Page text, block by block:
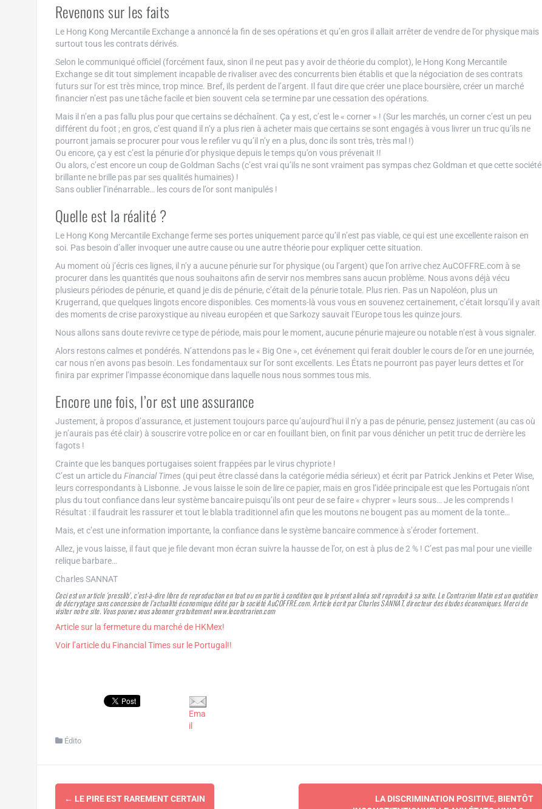
Revenons sur les faits
Le Hong Kong Mercantile Exchange a annoncé la fin de ses opérations et qu’en gros il allait arrêter de vendre de l’or physique mais
surtout tous les contrats dérivés.
Selon le communiqué officiel (forcément faux, sinon il ne peut pas y avoir de théorie du complot), le Hong Kong Mercantile
Exchange se dit tout simplement incapable de rivaliser avec des concurrents bien établis et que la négociation de ses contrats
futurs sur l’or est très mince, trop mince. Bref, ils perdent de l’argent. Il faut dire que créer une place boursière, créer un marché
financier n’est pas une tâche facile et bien souvent cela se termine par une cessation des opérations.
Mais il n’en a pas fallu plus pour que certains se déchaînent. Ça y est, c’est le « corner » ! (Sur les marchés, un corner c’est un peu
différent du foot ; en gros, c’est quand il n’y a plus rien à acheter mais que certains se sont engagés à vous livrer un truc qu’ils ne
pourront jamais se procurer pour vous le refiler vu qu’il n’y en a plus, donc ils sont très, très mal !)
Ou encore, ça y est c’est la pénurie d’or physique depuis le temps qu’on vous prévenait !!
Ou alors, c’est encore un coup de Goldman Sachs (c’est vrai qu’ils ne sont vraiment pas sympas chez Goldman et que cette société
brillante ne brille pas par ses qualités humaines) !
Sans oublier l’inénarrable… les cours de l’or sont manipulés !
Quelle est la réalité ?
Le Hong Kong Mercantile Exchange ferme ses portes uniquement parce qu’il n’est pas viable, ce qui est une excellente raison en
soi. Pas besoin d’aller invoquer une autre cause ou une autre théorie pour expliquer cette situation.
Au moment où j’écris ces lignes, il n’y a aucune pénurie sur l’or physique (ou l’argent) que l’on arrive chez AuCOFFRE.com à se
procurer dans les quantités que nous souhaitons afin de servir nos membres sans aucun problème. Nous avons déjà vécu
plusieurs périodes de pénurie, et quand je dis de pénurie, c’était de la pénurie totale. Plus rien. Pas un Napoléon, plus un
Krugerrand, que quelques lingots encore disponibles. Ces moments-là vous vous en souvenez certainement, c’était lorsqu’il y avait
des moments de crise paroxystique au niveau européen et que Sarkozy sauvait l’Europe tous les quinze jours.
Nous allons sans doute revivre ce type de période, mais pour le moment, aucune pénurie majeure ou notable n’est à vous signaler.
Alors restons calmes et pondérés. N’attendons pas le « Big One », cet événement qui ferait doubler le cours de l’or en une journée,
car nous n’en avons pas besoin. Les fondamentaux sur l’or sont excellents. Les États ne pourront pas payer leurs dettes et l’or
finira par exprimer l’impasse économique dans laquelle nous nous sommes tous mis.
Encore une fois, l’or est une assurance
Justement, à propos d’assurance, et justement toujours parce qu’aujourd’hui il n’y a pas de pénurie, pensez justement (au cas où
je n’aurais pas été clair) à souscrire votre police en or car en fouillant bien, on finit par vous dénicher un petit truc de derrière les
fagots !
Crainte que les banques portugaises soient frappées par le virus chypriote !
C’est un article du Financial Times(qui peut être classé dans la catégorie média sérieux) et écrit par Patrick Jenkins et Peter Wise,
leurs correspondants à Lisbonne. Je vous laisse le soin de lire ce papier, mais en gros l’idée principale est que les Portugais n’ont
plus du tout confiance dans leur système bancaire puisqu’ils ont peur de se faire « chyprer » leurs sous… Je les comprends !
Résultat : il faudrait les rassurer et tout le blabla traditionnel afin que les moutons ne bougent pas au moment de la tonte…
Mais, et c’est une information importante, la confiance dans le système bancaire commence à s’éroder fortement.
Allez, je vous laisse, il faut que je file devant mon écran suivre la hausse de l’or, on est à plus de 2 % ! C’est pas mal pour une vieille
relique barbare…
Charles SANNAT
Ceci est un article ‘presslib’, c’est-à-dire libre de reproduction en tout ou en partie à condition que le présent alinéa soit reproduit à sa suite. Le Contrarien Matin est un quotidien
de décryptage sans concession de l’actualité économique édité par la société AuCOFFRE.com. Article écrit par Charles SANNAT, directeur des études économiques. Merci de
visiter notre site. Vous pouvez vous abonner gratuitement www.lecontrarien.com
Article sur la fermeture du marché de HKMex!
Voir l’article du Financial Times sur le Portugal!!
Ema
il
Édito
Navigation
← LE PIRE EST RAREMENT CERTAIN
LA DISCRIMINATION POSITIVE, BIENTÔT